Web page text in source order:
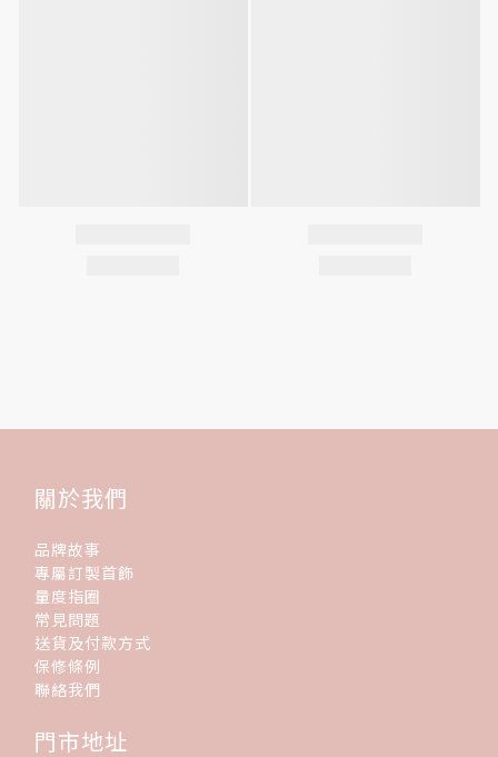
關於我們
品牌故事
專屬訂製首飾
量度指圈
常見問題
送貨及付款方式
保修條例
聯絡我們
門市地址